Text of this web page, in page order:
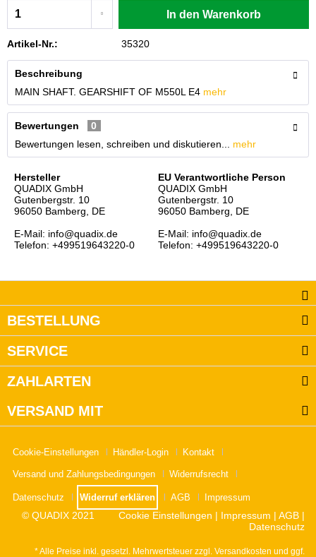
In den Warenkorb
Artikel-Nr.: 35320
Beschreibung
MAIN SHAFT. GEARSHIFT OF M550L E4 mehr
Bewertungen
0
Bewertungen lesen, schreiben und diskutieren...
mehr
Hersteller
QUADIX GmbH
Gutenbergstr. 10
96050 Bamberg, DE
E-Mail: info@quadix.de
Telefon: +499519643220-0
EU Verantwortliche Person
QUADIX GmbH
Gutenbergstr. 10
96050 Bamberg, DE
E-Mail: info@quadix.de
Telefon: +499519643220-0
BESTELLUNG
SERVICE
ZAHLARTEN
VERSAND MIT
Cookie-Einstellungen Händler-Login Kontakt
Versand und Zahlungsbedingungen Widerrufsrecht
Datenschutz Widerruf erklären AGB Impressum
© QUADIX 2021 Cookie Einstellungen | Impressum | AGB |
Datenschutz
* Alle Preise inkl. gesetzl. Mehrwertsteuer zzgl. Versandkosten und ggf.